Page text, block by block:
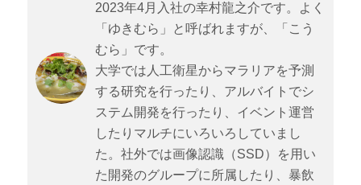
2023年4月入社の幸村龍之介です。よく
「ゆきむら」と呼ばれますが、「こう
むら」です。
大学では人工衛星からマラリアを予測
する研究を行ったり、アルバイトでシ
ステム開発を行ったり、イベント運営
したりマルチにいろいろしていまし
た。社外では画像認識（SSD）を用い
た開発のグループに所属したり、暴飲